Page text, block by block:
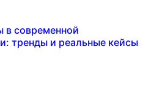
в современной
тренды и реальные кейсы